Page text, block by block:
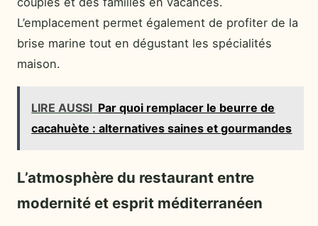
L’emplacement permet également de profiter de la
brise marine tout en dégustant les spécialités
maison.
LIRE AUSSI Par quoi remplacer le beurre de
cacahuète : alternatives saines et gourmandes
L’atmosphère du restaurant entre
modernité et esprit méditerranéen